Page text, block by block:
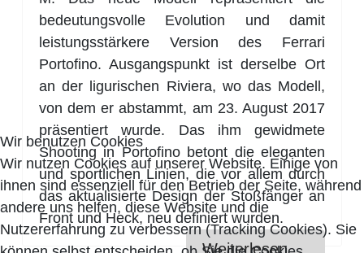
bedeutungsvolle Evolution und damit
leistungsstärkere Version des Ferrari
Portoﬁno. Ausgangspunkt ist derselbe Ort
an der ligurischen Riviera, wo das Modell,
von dem er abstammt, am 23. August 2017
präsentiert wurde. Das ihm gewidmete
Shooting in Portoﬁno betont die eleganten
und sportlichen Linien, die vor allem durch
das aktualisierte Design der Stoßfänger an
Front und Heck, neu deﬁniert wurden.
Weiterlesen …
Wir benutzen Cookies
Wir nutzen Cookies auf unserer Website. Einige von
ihnen sind essenziell für den Betrieb der Seite, während
andere uns helfen, diese Website und die
Nutzererfahrung zu verbessern (Tracking Cookies). Sie